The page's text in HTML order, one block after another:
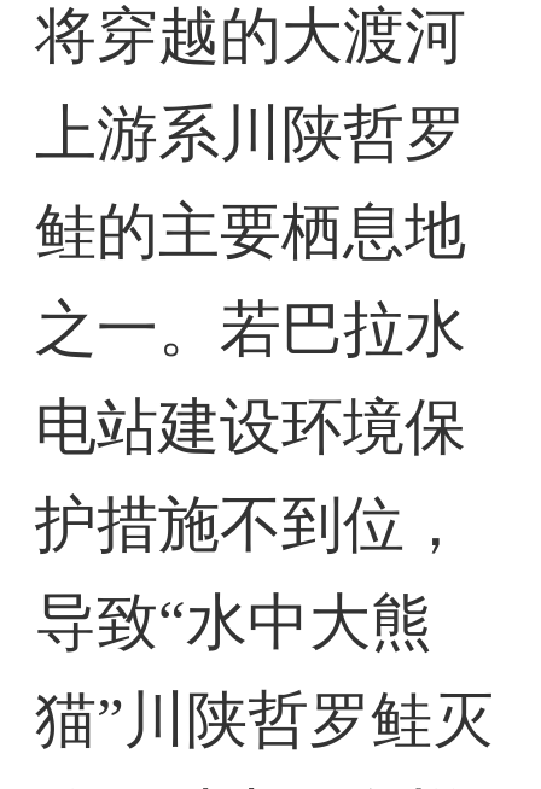
将穿越的大渡河
上游系川陕哲罗
鲑的主要栖息地
之一。若巴拉水
电站建设环境保
护措施不到位，
导致“水中大熊
猫”川陕哲罗鲑灭